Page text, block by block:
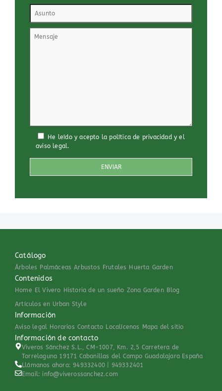
He leído y acepto la política de privacidadyel
aviso legal.
Catálogo
Árboles Palmáceas Arbustos Frutales Huerta Garden
Contenidos
Home El Vivero Historia de un sueño Zona Garden Blog
Artículos en Urban Style
Información
Aviso legal Horarios Contacto Localícenos Mapa del sitio
Información de contacto
Viveros Sánchez S.L., CM-1007, Km. 2,5 Carretera de
Torrelaguna 19171 Cabanillas del Campo Guadalajara España
Llámanos ahora: 949332400 | 949332401
Email: info@viverossanchez.com